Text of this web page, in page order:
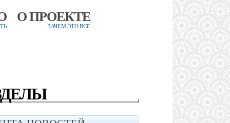
О ПРОЕКТЕ
ЗАЧЕМ ЭТО ВСЕ